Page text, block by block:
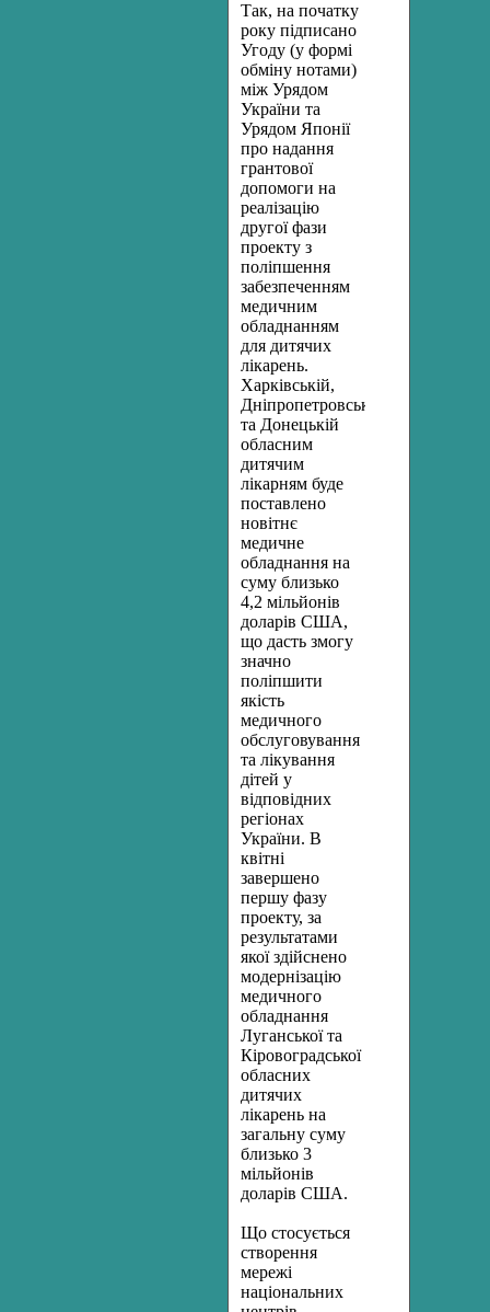
Так, на початку
року підписано
Угоду (у формі
обміну нотами)
між Урядом
України та
Урядом Японії
про надання
грантової
допомоги на
реалізацію
другої фази
проекту з
поліпшення
забезпеченням
медичним
обладнанням
для дитячих
лікарень.
Харківській,
Дніпропетровській
та Донецькій
обласним
дитячим
лікарням буде
поставлено
новітнє
медичне
обладнання на
суму близько
4,2 мільйонів
доларів США,
що дасть змогу
значно
поліпшити
якість
медичного
обслуговування
та лікування
дітей у
відповідних
регіонах
України. В
квітні
завершено
першу фазу
проекту, за
результатами
якої здійснено
модернізацію
медичного
обладнання
Луганської та
Кіровоградської
обласних
дитячих
лікарень на
загальну суму
близько 3
мільйонів
доларів США.
Що стосується
створення
мережі
національних